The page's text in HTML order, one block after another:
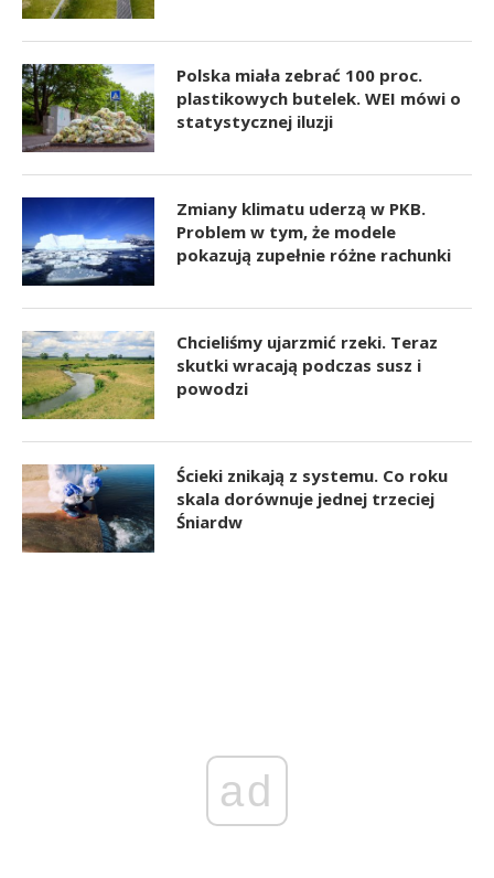
Polska miała zebrać 100 proc.
plastikowych butelek. WEI mówi o
statystycznej iluzji
Zmiany klimatu uderzą w PKB.
Problem w tym, że modele
pokazują zupełnie różne rachunki
Chcieliśmy ujarzmić rzeki. Teraz
skutki wracają podczas susz i
powodzi
Ścieki znikają z systemu. Co roku
skala dorównuje jednej trzeciej
Śniardw
ad